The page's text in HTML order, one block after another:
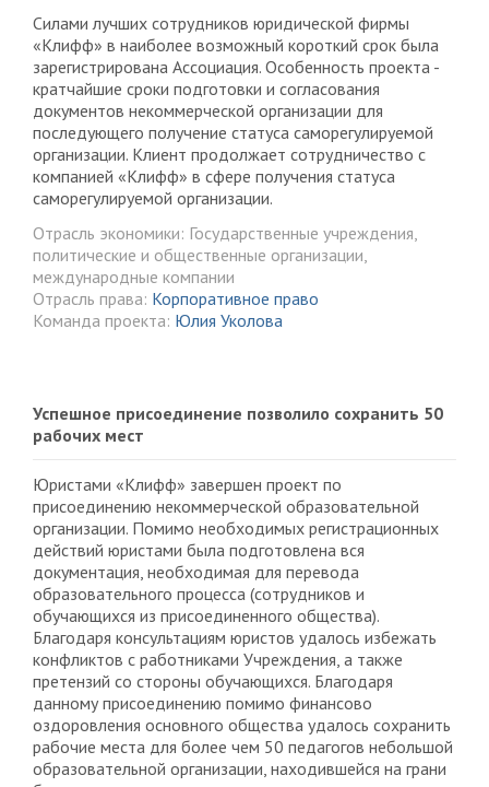
Силами лучших сотрудников юридической фирмы
«Клифф» в наиболее возможный короткий срок была
зарегистрирована Ассоциация. Особенность проекта -
кратчайшие сроки подготовки и согласования
документов некоммерческой организации для
последующего получение статуса саморегулируемой
организации. Клиент продолжает сотрудничество с
компанией «Клифф» в сфере получения статуса
саморегулируемой организации.
Отрасль экономики: Государственные учреждения,
политические и общественные организации,
международные компании
Отрасль права: Корпоративное право
Команда проекта: Юлия Уколова
Успешное присоединение позволило сохранить 50
рабочих мест
Юристами «Клифф» завершен проект по
присоединению некоммерческой образовательной
организации. Помимо необходимых регистрационных
действий юристами была подготовлена вся
документация, необходимая для перевода
образовательного процесса (сотрудников и
обучающихся из присоединенного общества).
Благодаря консультациям юристов удалось избежать
конфликтов с работниками Учреждения, а также
претензий со стороны обучающихся. Благодаря
данному присоединению помимо финансово
оздоровления основного общества удалось сохранить
рабочие места для более чем 50 педагогов небольшой
образовательной организации, находившейся на грани